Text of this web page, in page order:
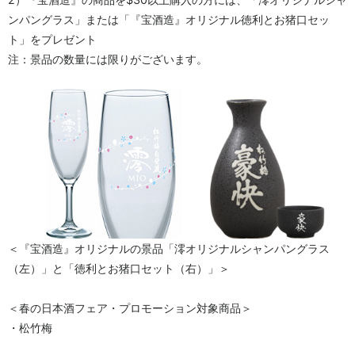
ンパングラス」または「『宝酒造』オリジナル徳利とお猪口セッ
ト」をプレゼント
注：景品の数量には限りがございます。
＜『宝酒造』オリジナルの景品「澪オリジナルシャンパングラス
（左）」と「徳利とお猪口セット（右）」＞
＜春の日本酒フェア・プロモーション対象商品＞
・松竹梅